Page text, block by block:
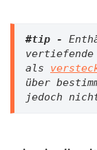
#tip -
als
über
jedoch